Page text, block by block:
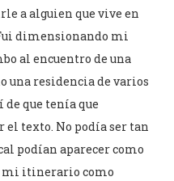
a alguien que vive en
dimensionando mi
al encuentro de una
una residencia de varios
de que tenía que
el texto. No podía ser tan
podían aparecer como
mi itinerario como